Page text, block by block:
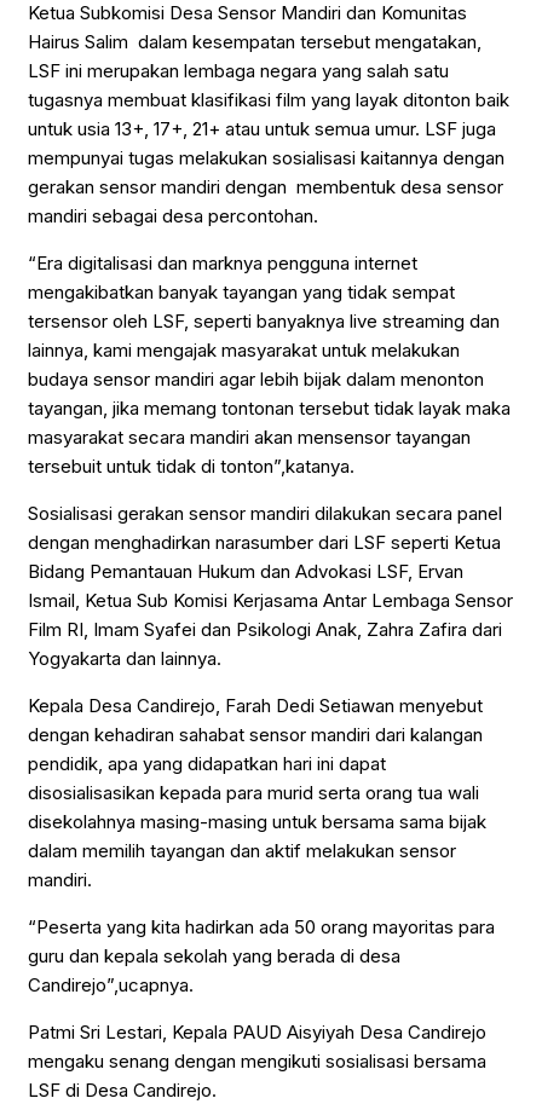
Ketua Subkomisi Desa Sensor Mandiri dan Komunitas
Hairus Salim dalam kesempatan tersebut mengatakan,
LSF ini merupakan lembaga negara yang salah satu
tugasnya membuat klasifikasi film yang layak ditonton baik
untuk usia 13+, 17+, 21+ atau untuk semua umur. LSF juga
mempunyai tugas melakukan sosialisasi kaitannya dengan
gerakan sensor mandiri dengan membentuk desa sensor
mandiri sebagai desa percontohan.
“Era digitalisasi dan marknya pengguna internet
mengakibatkan banyak tayangan yang tidak sempat
tersensor oleh LSF, seperti banyaknya live streaming dan
lainnya, kami mengajak masyarakat untuk melakukan
budaya sensor mandiri agar lebih bijak dalam menonton
tayangan, jika memang tontonan tersebut tidak layak maka
masyarakat secara mandiri akan mensensor tayangan
tersebuit untuk tidak di tonton”,katanya.
Sosialisasi gerakan sensor mandiri dilakukan secara panel
dengan menghadirkan narasumber dari LSF seperti Ketua
Bidang Pemantauan Hukum dan Advokasi LSF, Ervan
Ismail, Ketua Sub Komisi Kerjasama Antar Lembaga Sensor
Film RI, Imam Syafei dan Psikologi Anak, Zahra Zafira dari
Yogyakarta dan lainnya.
Kepala Desa Candirejo, Farah Dedi Setiawan menyebut
dengan kehadiran sahabat sensor mandiri dari kalangan
pendidik, apa yang didapatkan hari ini dapat
disosialisasikan kepada para murid serta orang tua wali
disekolahnya masing-masing untuk bersama sama bijak
dalam memilih tayangan dan aktif melakukan sensor
mandiri.
“Peserta yang kita hadirkan ada 50 orang mayoritas para
guru dan kepala sekolah yang berada di desa
Candirejo”,ucapnya.
Patmi Sri Lestari, Kepala PAUD Aisyiyah Desa Candirejo
mengaku senang dengan mengikuti sosialisasi bersama
LSF di Desa Candirejo.